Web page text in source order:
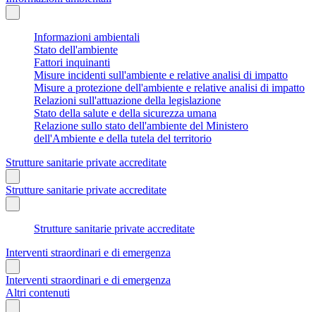
Informazioni ambientali
Stato dell'ambiente
Fattori inquinanti
Misure incidenti sull'ambiente e relative analisi di impatto
Misure a protezione dell'ambiente e relative analisi di impatto
Relazioni sull'attuazione della legislazione
Stato della salute e della sicurezza umana
Relazione sullo stato dell'ambiente del Ministero
dell'Ambiente e della tutela del territorio
Strutture sanitarie private accreditate
Strutture sanitarie private accreditate
Strutture sanitarie private accreditate
Interventi straordinari e di emergenza
Interventi straordinari e di emergenza
Altri contenuti